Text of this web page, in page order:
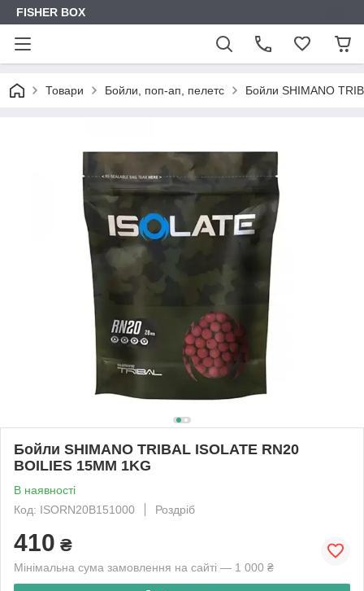
FISHER BOX
Товари Бойли, поп-ап, пелетс Бойли SHIMANO
Бойли SHIMANO TRIBAL ISOLATE RN20
BOILIES 15MM 1KG
В наявності
Код: ISORN20B151000
Роздріб
410 ₴
Мінімальна сума замовлення на сайті — 1 000 ₴